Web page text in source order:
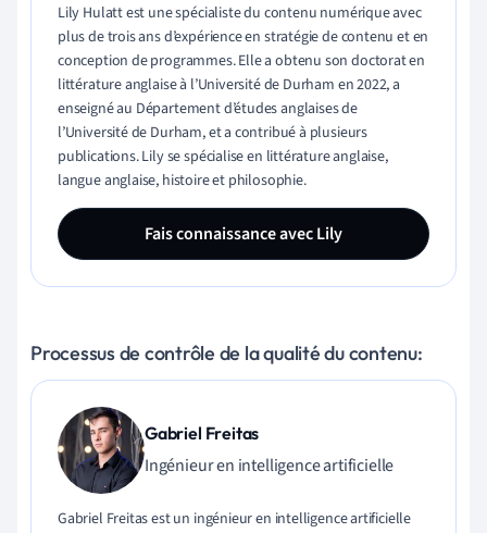
Lily Hulatt est une spécialiste du contenu numérique avec
plus de trois ans d’expérience en stratégie de contenu et en
conception de programmes. Elle a obtenu son doctorat en
littérature anglaise à l’Université de Durham en 2022, a
enseigné au Département d’études anglaises de
l’Université de Durham, et a contribué à plusieurs
publications. Lily se spécialise en littérature anglaise,
langue anglaise, histoire et philosophie.
Fais connaissance avec Lily
Processus de contrôle de la qualité du contenu:
Gabriel Freitas
Ingénieur en intelligence artificielle
Gabriel Freitas est un ingénieur en intelligence artificielle